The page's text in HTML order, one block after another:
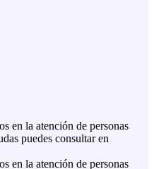
en la atención de personas
puedes consultar en
en la atención de personas